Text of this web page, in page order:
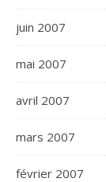
juin 2007
mai 2007
avril 2007
mars 2007
février 2007